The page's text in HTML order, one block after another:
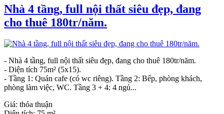
Nhà 4 tầng, full nội thất siêu đẹp, đang
cho thuê 180tr/năm.
- Nhà 4 tầng, full nội thất siêu đẹp, đang cho thuê 180tr/năm.
- Diện tích 75m² (5x15).
- Tầng 1: Quán cafe (có wc riêng). Tầng 2: Bếp, phòng khách,
phòng làm việc, WC. Tầng 3 + 4: 4 ngủ...
Giá: thỏa thuận